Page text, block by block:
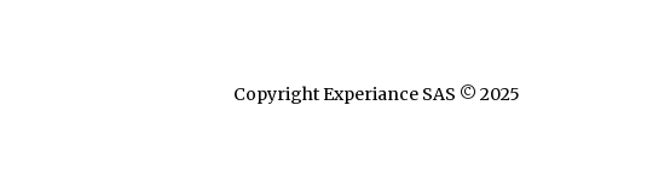
Copyright Experiance SAS © 2025